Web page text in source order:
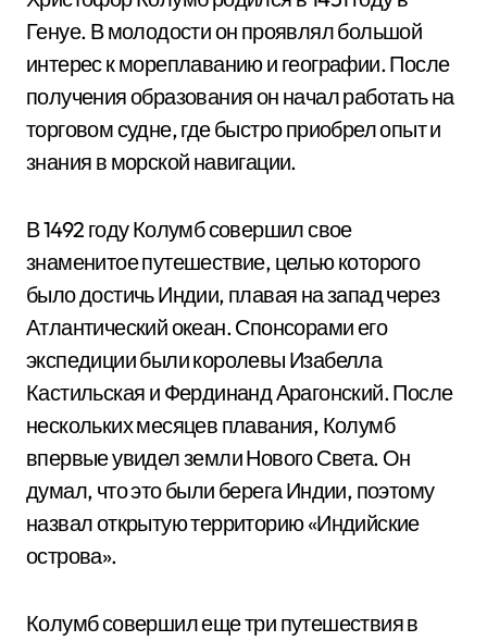
Генуе. В молодости он проявлял большой
интерес к мореплаванию и географии. После
получения образования он начал работать на
торговом судне, где быстро приобрел опыт и
знания в морской навигации.
В 1492 году Колумб совершил свое
знаменитое путешествие, целью которого
было достичь Индии, плавая на запад через
Атлантический океан. Спонсорами его
экспедиции были королевы Изабелла
Кастильская и Фердинанд Арагонский. После
нескольких месяцев плавания, Колумб
впервые увидел земли Нового Света. Он
думал, что это были берега Индии, поэтому
назвал открытую территорию «Индийские
острова».
Колумб совершил еще три путешествия в